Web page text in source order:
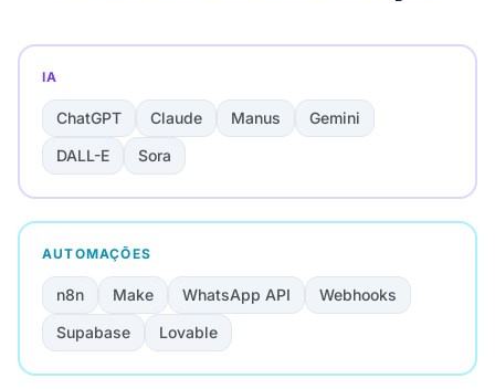
IA
ChatGPT Claude Manus
Gemini
DALL-E
Sora
AUTOMAÇÕES
n8n Make WhatsApp API
Webhooks
Supabase
Lovable